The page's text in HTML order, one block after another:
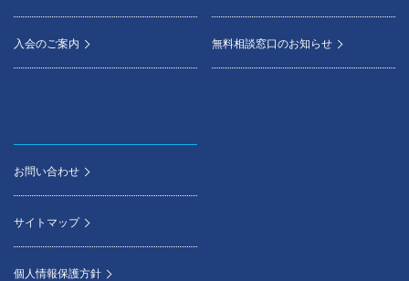
入会のご案内 無料相談窓口のお知らせ
お問い合わせ
サイトマップ
個人情報保護方針